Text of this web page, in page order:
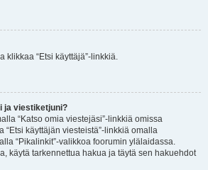
klikkaa “Etsi käyttäjä”-linkkiä.
ja viestiketjuni?
“Katso omia viestejäsi”-linkkiä omissa
“Etsi käyttäjän viesteistä”-linkkiä omalla
“Pikalinkit”-valikkoa foorumin ylälaidassa.
käytä tarkennettua hakua ja täytä sen hakuehdot